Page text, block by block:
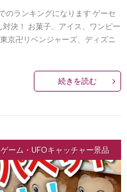
のランキングになります ゲーセ
決！ お菓子、アイス、ワンピー
京卍リベンジャーズ、ディズニ
続きを読む
ーム・UFOキャッチャー景品